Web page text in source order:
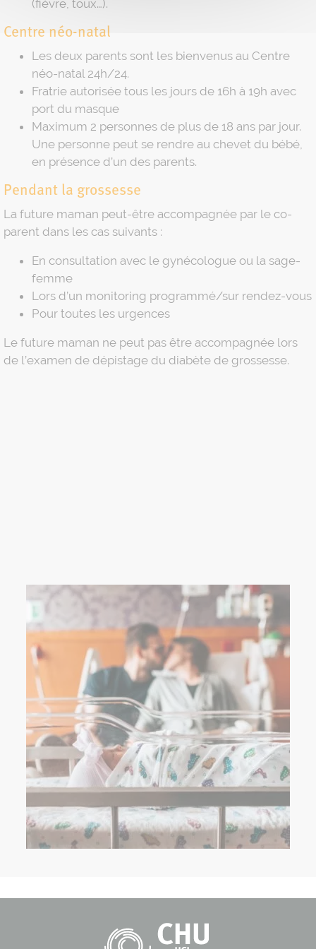
(fièvre, toux…).
Centre néo-natal
Les deux parents sont les bienvenus au Centre
néo-natal 24h/24.
Fratrie autorisée tous les jours de 16h à 19h avec
port du masque
Maximum 2 personnes de plus de 18 ans par jour.
Une personne peut se rendre au chevet du bébé,
en présence d’un des parents.
Pendant la grossesse
La future maman peut-être accompagnée par le co-
parent dans les cas suivants :
En consultation avec le gynécologue ou la sage-
femme
Lors d’un monitoring programmé/sur rendez-vous
Pour toutes les urgences
Le future maman ne peut pas être accompagnée lors
de l’examen de dépistage du diabète de grossesse.